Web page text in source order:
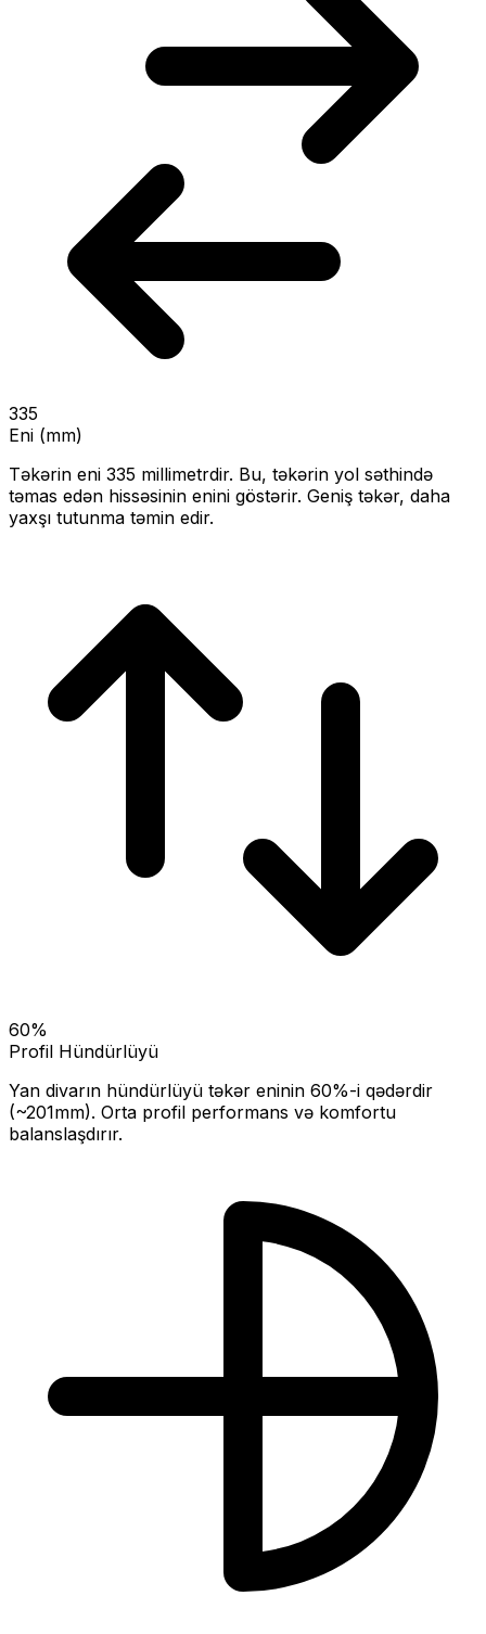
335
Eni (mm)
Təkərin eni 335 millimetrdir. Bu, təkərin yol səthində
təmas edən hissəsinin enini göstərir. Geniş təkər, daha
yaxşı tutunma təmin edir.
60%
Profil Hündürlüyü
Yan divarın hündürlüyü təkər eninin 60%-i qədərdir
(~201mm). Orta profil performans və komfortu
balanslaşdırır.